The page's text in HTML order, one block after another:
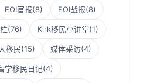
EOI官报(8) EOI战报(8)
(76) Kirk移民小讲堂(1)
移民(15) 媒体采访(4)
学移民日记(4)